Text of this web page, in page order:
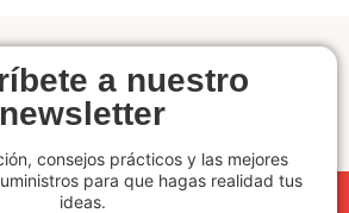
a nuestro
newsletter
consejos prácticos y las mejores
para que hagas realidad tus
ideas.